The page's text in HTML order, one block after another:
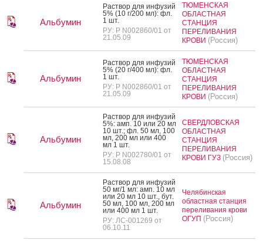
Альбумин
Рас­твор для ин­фу­зий
5% (10 г/200 мл): фл.
1 шт.
РУ: Р N002860/01 от
21.05.09
ТЮМЕНСКАЯ
ОБЛАСТНАЯ
СТАНЦИЯ
ПЕРЕЛИВАНИЯ
КРОВИ (Россия)
Альбумин
Рас­твор для ин­фу­зий
5% (20 г/400 мл): фл.
1 шт.
РУ: Р N002860/01 от
21.05.09
ТЮМЕНСКАЯ
ОБЛАСТНАЯ
СТАНЦИЯ
ПЕРЕЛИВАНИЯ
КРОВИ (Россия)
Альбумин
Рас­твор для ин­фу­зий
5%: амп. 10 или 20 мл
10 шт.; фл. 50 мл, 100
мл, 200 мл или 400
мл 1 шт.
РУ: Р N002780/01 от
15.08.08
СВЕРДЛОВСКАЯ
ОБЛАСТНАЯ
СТАНЦИЯ
ПЕРЕЛИВАНИЯ
КРОВИ ГУЗ (Россия)
Альбумин
Рас­твор для ин­фу­зий
50 мг/1 мл: амп. 10 мл
или 20 мл 10 шт., бут.
50 мл, 100 мл, 200 мл
или 400 мл 1 шт.
РУ: ЛС-001269 от
06.10.11
Челябинская
областная станция
переливания крови
ОГУП (Россия)